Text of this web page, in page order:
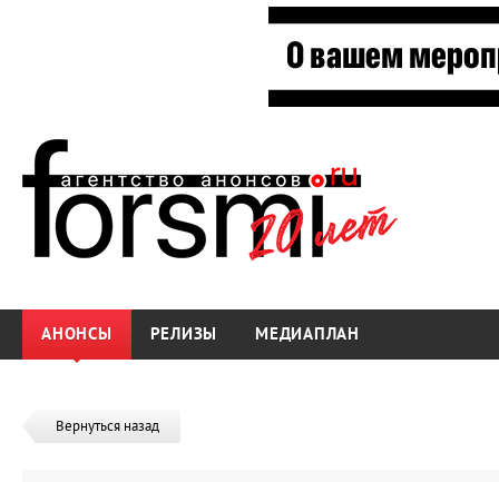
АНОНСЫ РЕЛИЗЫ МЕДИАПЛАН
Вернуться назад